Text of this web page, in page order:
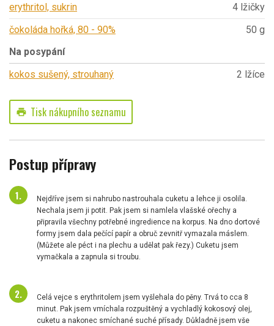
erythritol, sukrin
4 lžičky
čokoláda hořká, 80 - 90%
50 g
Na posypání
kokos sušený, strouhaný
2 lžíce
print Tisk nákupního seznamu
Postup přípravy
Nejdříve jsem si nahrubo nastrouhala cuketu a lehce ji osolila.
Nechala jsem ji potit. Pak jsem si namlela vlašské ořechy a
připravila všechny potřebné ingredience na korpus. Na dno dortové
formy jsem dala pečící papír a obruč zevnitř vymazala máslem.
(Můžete ale péct i na plechu a udělat pak řezy.) Cuketu jsem
vymačkala a zapnula si troubu.
Celá vejce s erythritolem jsem vyšlehala do pěny. Trvá to cca 8
minut. Pak jsem vmíchala rozpuštěný a vychladlý kokosový olej,
cuketu a nakonec smíchané suché přísady. Důkladně jsem vše